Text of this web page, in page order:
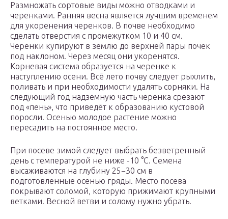
Размножать сортовые виды можно отводками и
черенками. Ранняя весна является лучшим временем
для укоренения черенков. В почве необходимо
сделать отверстия с промежутком 10 и 40 см.
Черенки купируют в землю до верхней пары почек
под наклоном. Через месяц они укоренятся.
Корневая система образуется на черенке к
наступлению осени. Всё лето почву следует рыхлить,
поливать и при необходимости удалять сорняки. На
следующий год надземную часть черенка срезают
под «пень», что приведёт к образованию кустовой
поросли. Осенью молодое растение можно
пересадить на постоянное место.
При посеве зимой следует выбрать безветренный
день с температурой не ниже -10 °C. Семена
высаживаются на глубину 25−30 см в
подготовленные осенью гряды. Место посева
покрывают соломой, которую прижимают крупными
ветками. Весной ветви и солому нужно убрать.